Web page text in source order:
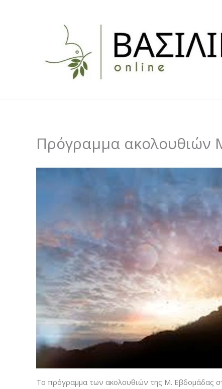
Πρόγραμμα ακολουθιών
Το πρόγραμμα των ακολουθιών της Μ. Εβδομάδας